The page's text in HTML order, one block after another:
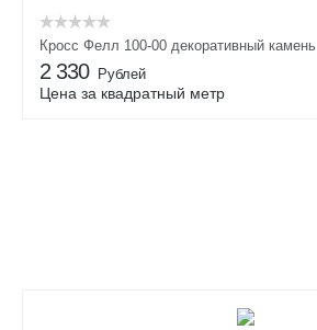
Кросс Фелл 100-00 декоративный камень
2 330 Рублей
Цена за квадратный метр